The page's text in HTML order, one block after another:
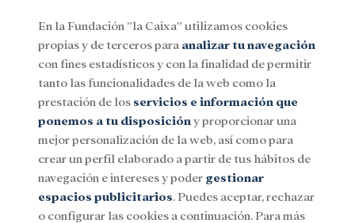
Menu
SocialInvestigación y becasCultura
En la Fundación ”la Caixa” utilizamos cookies
propias y de terceros para analizar tu navegación
con fines estadísticos y con la finalidad de permitir
tanto las funcionalidades de la web como la
prestación de los servicios e información que
ponemos a tu disposición y proporcionar una
mejor personalización de la web, así como para
crear un perfil elaborado a partir de tus hábitos de
navegación e intereses y poder gestionar
espacios publicitarios. Puedes aceptar, rechazar
o configurar las cookies a continuación. Para más